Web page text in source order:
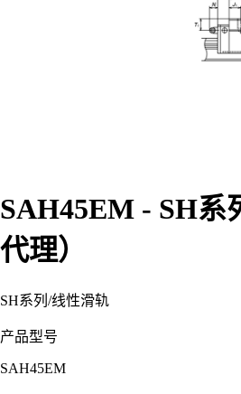
SAH45EM - SH系
代理）
SH系列 /线性滑轨
产品型号
SAH45EM